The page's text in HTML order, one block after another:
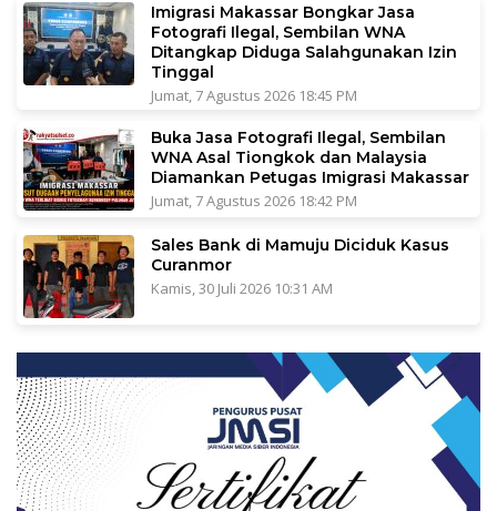
Imigrasi Makassar Bongkar Jasa
Fotografi Ilegal, Sembilan WNA
Ditangkap Diduga Salahgunakan Izin
Tinggal
Jumat, 7 Agustus 2026 18:45 PM
Buka Jasa Fotografi Ilegal, Sembilan
WNA Asal Tiongkok dan Malaysia
Diamankan Petugas Imigrasi Makassar
Jumat, 7 Agustus 2026 18:42 PM
Sales Bank di Mamuju Diciduk Kasus
Curanmor
Kamis, 30 Juli 2026 10:31 AM